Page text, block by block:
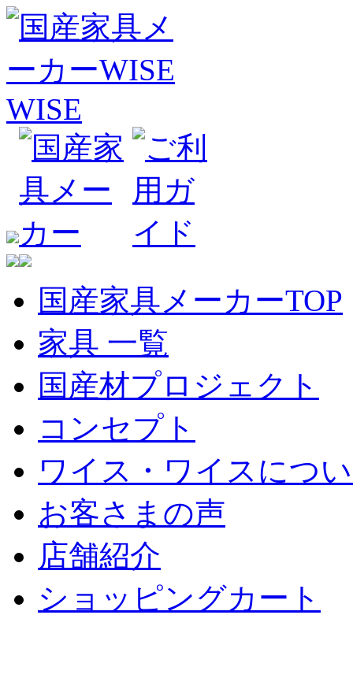
国産家具メーカーTOP
家具 一覧
国産材プロジェクト
コンセプト
ワイス・ワイスにつ
お客さまの声
店舗紹介
ショッピングカート